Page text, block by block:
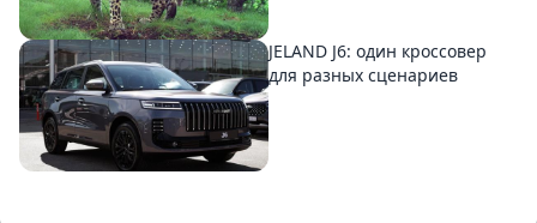
JELAND J6: один кроссовер
для разных сценариев